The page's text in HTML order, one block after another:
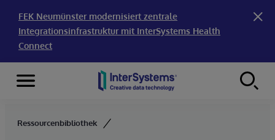
FEK Neumünster modernisiert zentrale
Integrationsinfrastruktur mit InterSystems Health
Connect
Skip to content
Menu
Ressourcenbibliothek